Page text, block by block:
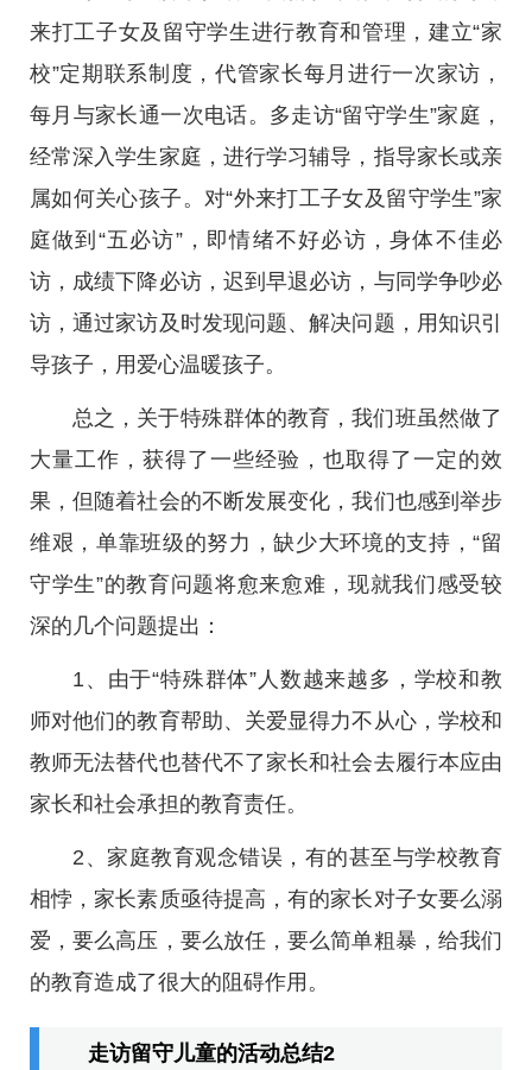
来打工子女及留守学生进行教育和管理，建立“家
校”定期联系制度，代管家长每月进行一次家访，
每月与家长通一次电话。多走访“留守学生”家庭，
经常深入学生家庭，进行学习辅导，指导家长或亲
属如何关心孩子。对“外来打工子女及留守学生”家
庭做到“五必访”，即情绪不好必访，身体不佳必
访，成绩下降必访，迟到早退必访，与同学争吵必
访，通过家访及时发现问题、解决问题，用知识引
导孩子，用爱心温暖孩子。
总之，关于特殊群体的教育，我们班虽然做了
大量工作，获得了一些经验，也取得了一定的效
果，但随着社会的不断发展变化，我们也感到举步
维艰，单靠班级的努力，缺少大环境的支持，“留
守学生”的教育问题将愈来愈难，现就我们感受较
深的几个问题提出：
1、由于“特殊群体”人数越来越多，学校和教
师对他们的教育帮助、关爱显得力不从心，学校和
教师无法替代也替代不了家长和社会去履行本应由
家长和社会承担的教育责任。
2、家庭教育观念错误，有的甚至与学校教育
相悖，家长素质亟待提高，有的家长对子女要么溺
爱，要么高压，要么放任，要么简单粗暴，给我们
的教育造成了很大的阻碍作用。
走访留守儿童的活动总结2